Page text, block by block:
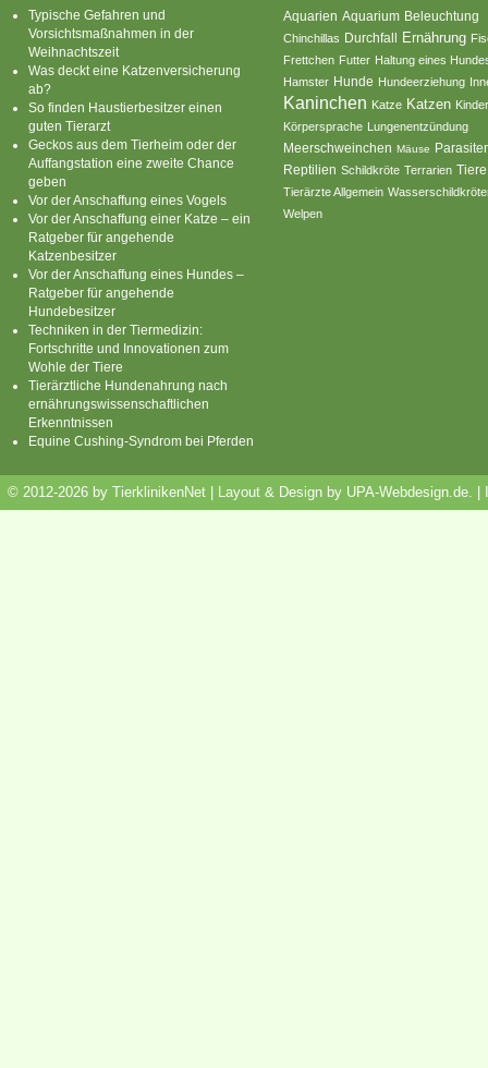
Typische Gefahren und
Vorsichtsmaßnahmen in der
Weihnachtszeit
Was deckt eine Katzenversicherung
ab?
So finden Haustierbesitzer einen
guten Tierarzt
Geckos aus dem Tierheim oder der
Auffangstation eine zweite Chance
geben
Vor der Anschaffung eines Vogels
Vor der Anschaffung einer Katze – ein
Ratgeber für angehende
Katzenbesitzer
Vor der Anschaffung eines Hundes –
Ratgeber für angehende
Hundebesitzer
Techniken in der Tiermedizin:
Fortschritte und Innovationen zum
Wohle der Tiere
Tierärztliche Hundenahrung nach
ernährungswissenschaftlichen
Erkenntnissen
Equine Cushing-Syndrom bei Pferden
Aquarien Aquarium Beleuchtung
Chinchillas Durchfall Ernährung
Frettchen Futter Haltung eines
Hamster Hunde Hundeerziehung
Kaninchen Katze Katzen
Körpersprache Lungenentzündung
Meerschweinchen Mäuse
Reptilien Schildkröte Terrarien Tiere
Tierärzte Allgemein
Welpen
© 2012-2026 by TierklinikenNet | Layout & Design by UPA-Webdesign.de.